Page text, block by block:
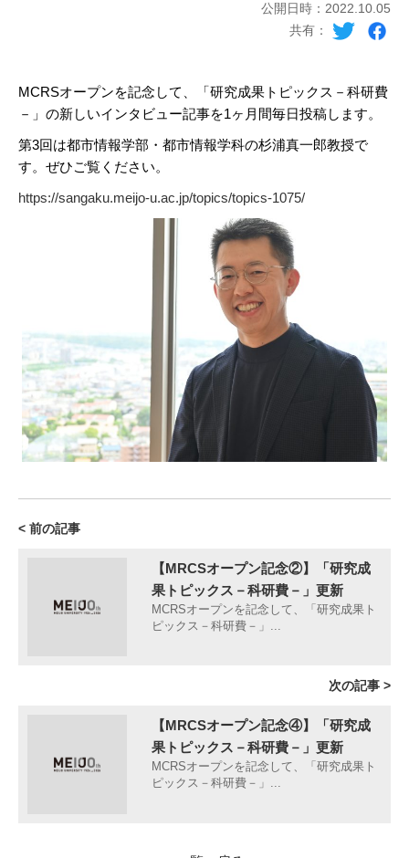
公開日時：2022.10.05
共有：
MCRSオープンを記念して、「研究成果トピックス－科研費
－」の新しいインタビュー記事を1ヶ月間毎日投稿します。
第3回は都市情報学部・都市情報学科の杉浦真一郎教授で
す。ぜひご覧ください。
https://sangaku.meijo-u.ac.jp/topics/topics-1075/
< 前の記事
【MRCSオープン記念②】「研究成
果トピックス－科研費－」更新
MCRSオープンを記念して、「研究成果ト
ピックス－科研費－」...
次の記事 >
【MRCSオープン記念④】「研究成
果トピックス－科研費－」更新
MCRSオープンを記念して、「研究成果ト
ピックス－科研費－」...